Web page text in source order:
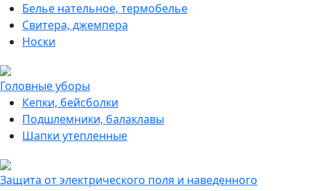
Белье нательное, термобелье
Свитера, джемпера
Носки
Головные уборы
Кепки, бейсболки
Подшлемники, балаклавы
Шапки утепленные
Защита от электрического поля и наведенного